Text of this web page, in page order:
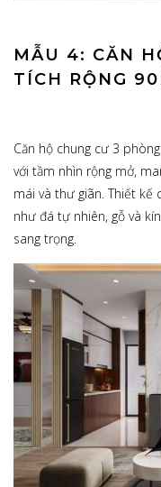
MẪU 4: CĂN
TÍCH RỘNG
Căn hộ chung cư 3
với tầm nhìn rộng mở,
mái và thư giãn. Thiết kế
như đá tự nhiên, gỗ và
sang trọng.